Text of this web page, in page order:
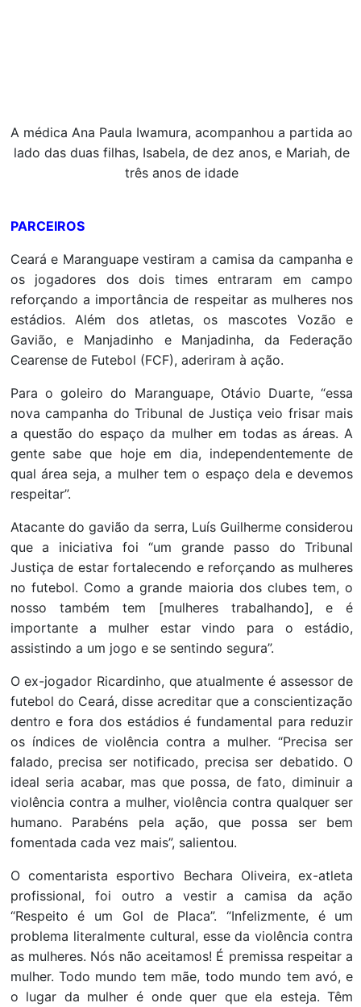
A médica Ana Paula Iwamura, acompanhou a partida ao
lado das duas filhas, Isabela, de dez anos, e Mariah, de
três anos de idade
PARCEIROS
Ceará e Maranguape vestiram a camisa da campanha e
os jogadores dos dois times entraram em campo
reforçando a importância de respeitar as mulheres nos
estádios. Além dos atletas, os mascotes Vozão e
Gavião, e Manjadinho e Manjadinha, da Federação
Cearense de Futebol (FCF), aderiram à ação.
Para o goleiro do Maranguape, Otávio Duarte, “essa
nova campanha do Tribunal de Justiça veio frisar mais
a questão do espaço da mulher em todas as áreas. A
gente sabe que hoje em dia, independentemente de
qual área seja, a mulher tem o espaço dela e devemos
respeitar”.
Atacante do gavião da serra, Luís Guilherme considerou
que a iniciativa foi “um grande passo do Tribunal
Justiça de estar fortalecendo e reforçando as mulheres
no futebol. Como a grande maioria dos clubes tem, o
nosso também tem [mulheres trabalhando], e é
importante a mulher estar vindo para o estádio,
assistindo a um jogo e se sentindo segura”.
O ex-jogador Ricardinho, que atualmente é assessor de
futebol do Ceará, disse acreditar que a conscientização
dentro e fora dos estádios é fundamental para reduzir
os índices de violência contra a mulher. “Precisa ser
falado, precisa ser notificado, precisa ser debatido. O
ideal seria acabar, mas que possa, de fato, diminuir a
violência contra a mulher, violência contra qualquer ser
humano. Parabéns pela ação, que possa ser bem
fomentada cada vez mais”, salientou.
O comentarista esportivo Bechara Oliveira, ex-atleta
profissional, foi outro a vestir a camisa da ação
“Respeito é um Gol de Placa”. “Infelizmente, é um
problema literalmente cultural, esse da violência contra
as mulheres. Nós não aceitamos! É premissa respeitar a
mulher. Todo mundo tem mãe, todo mundo tem avó, e
o lugar da mulher é onde quer que ela esteja. Têm